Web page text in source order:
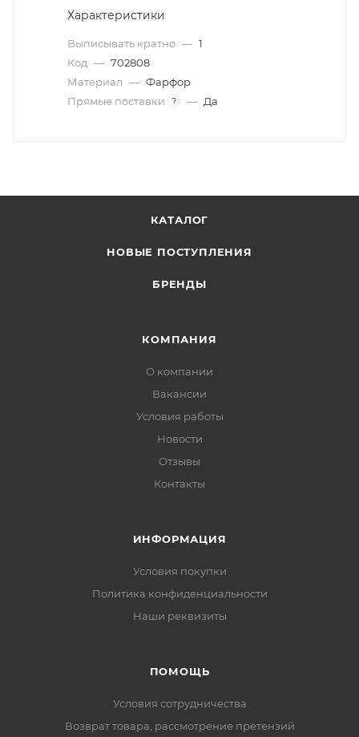
Характеристики
Выписывать кратно — 1
Код — 702808
Материал — Фарфор
Прямые поставки
? — Да
КАТАЛОГ
НОВЫЕ ПОСТУПЛЕНИЯ
БРЕНДЫ
КОМПАНИЯ
О компании
Вакансии
Условия работы
Новости
Отзывы
Контакты
ИНФОРМАЦИЯ
Условия покупки
Политика конфиденциальности
Наши реквизиты
ПОМОЩЬ
Условия сотрудничества
Возврат товара, рассмотрение претензий